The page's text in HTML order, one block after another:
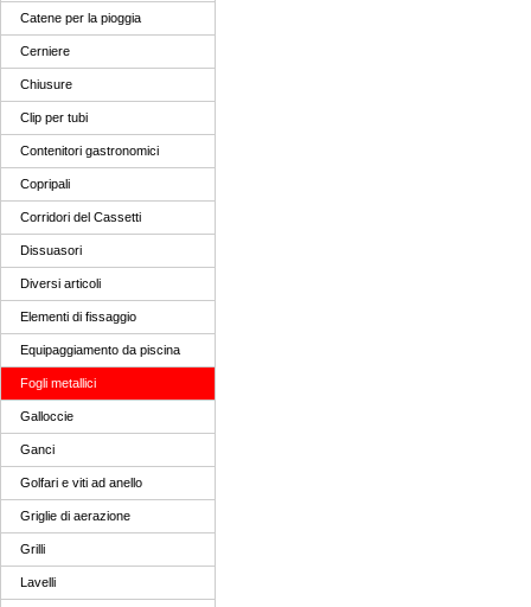
Catene per la pioggia
Cerniere
Chiusure
Clip per tubi
Contenitori gastronomici
Copripali
Corridori del Cassetti
Dissuasori
Diversi articoli
Elementi di fissaggio
Equipaggiamento da piscina
Fogli metallici
Galloccie
Ganci
Golfari e viti ad anello
Griglie di aerazione
Grilli
Lavelli